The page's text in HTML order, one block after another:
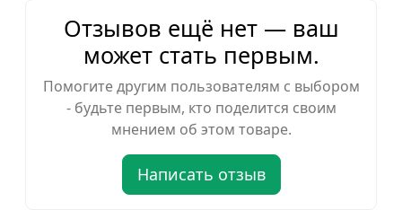
Отзывов ещё нет — ваш
может стать первым.
Помогите другим пользователям с выбором
- будьте первым, кто поделится своим
мнением об этом товаре.
Написать отзыв